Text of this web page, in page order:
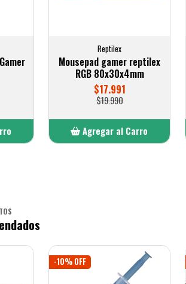
Reptilex
Mousepad gamer reptilex
RGB 80x30x4mm
$17.991
$19.990
Agregar al Carro
-10% OFF